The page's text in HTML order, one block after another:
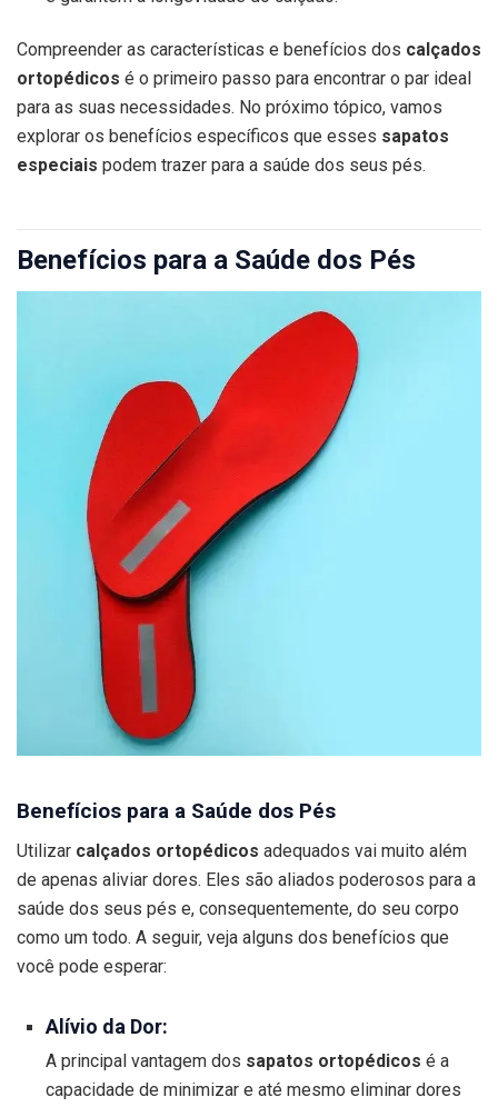
Compreender as características e benefícios dos calçados
ortopédicos é o primeiro passo para encontrar o par ideal
para as suas necessidades. No próximo tópico, vamos
explorar os benefícios específicos que esses sapatos
especiais podem trazer para a saúde dos seus pés.
Benefícios para a Saúde dos Pés
Benefícios para a Saúde dos Pés
Utilizar calçados ortopédicos adequados vai muito além
de apenas aliviar dores. Eles são aliados poderosos para a
saúde dos seus pés e, consequentemente, do seu corpo
como um todo. A seguir, veja alguns dos benefícios que
você pode esperar:
Alívio da Dor:
A principal vantagem dos sapatos ortopédicos é a
capacidade de minimizar e até mesmo eliminar dores